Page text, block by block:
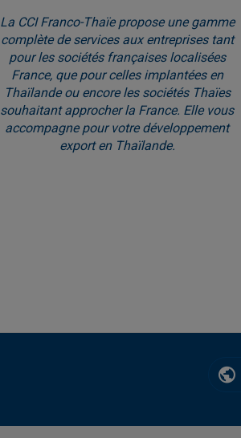
La CCI Franco-Thaïe propose une gamme
complète de services aux entreprises tant
pour les sociétés françaises localisées
France, que pour celles implantées en
Thaïlande ou encore les sociétés Thaïes
souhaitant approcher la France. Elle vous
accompagne pour votre développement
export en Thaïlande.